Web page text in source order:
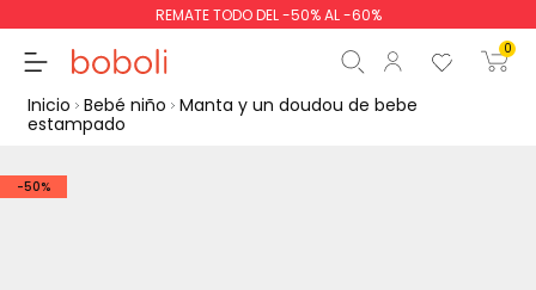
REMATE TODO DEL -50% AL -60%
0
Inicio Bebé niño Manta y un doudou de bebe
estampado
-50%